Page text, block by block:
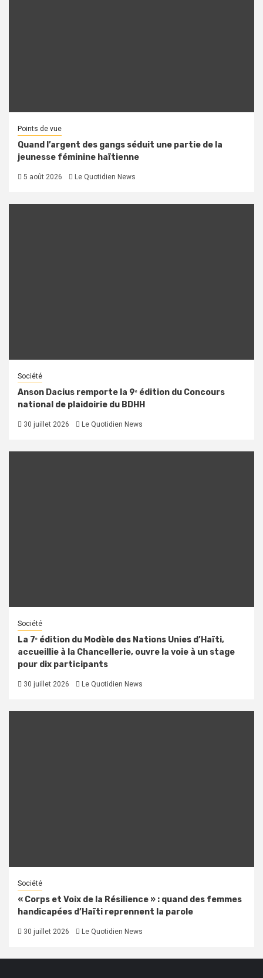
Points de vue
Quand l’argent des gangs séduit une partie de la
jeunesse féminine haïtienne
5 août 2026 Le Quotidien News
Société
Anson Dacius remporte la 9ᵉ édition du Concours
national de plaidoirie du BDHH
30 juillet 2026 Le Quotidien News
Société
La 7ᵉ édition du Modèle des Nations Unies d’Haïti,
accueillie à la Chancellerie, ouvre la voie à un stage
pour dix participants
30 juillet 2026 Le Quotidien News
Société
« Corps et Voix de la Résilience » : quand des femmes
handicapées d’Haïti reprennent la parole
30 juillet 2026 Le Quotidien News